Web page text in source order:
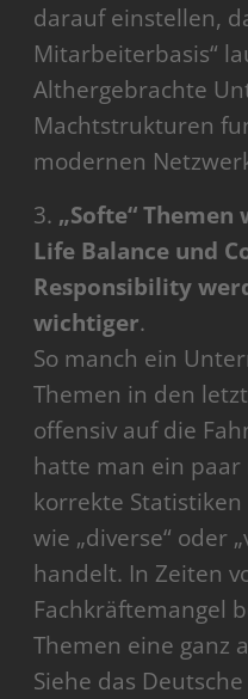
darauf einstellen,
Mitarbeiterbasis“
Althergebrachte
Machtstrukturen
modernen
3. „Softe“
Life Balance und
Responsibility
wichtiger.
So manch ein
Themen in den
offensiv auf die
hatte man ein
korrekte
wie „diverse“ oder
handelt. In Zeiten
Fachkräftemangel
Themen eine ganz
Siehe das